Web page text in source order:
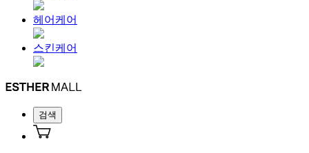
헤어케어
스킨케어
검색